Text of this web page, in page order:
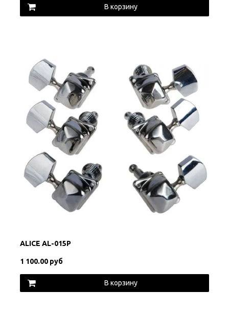
В корзину
ALICE AL-015P
1 100.00 руб
В корзину